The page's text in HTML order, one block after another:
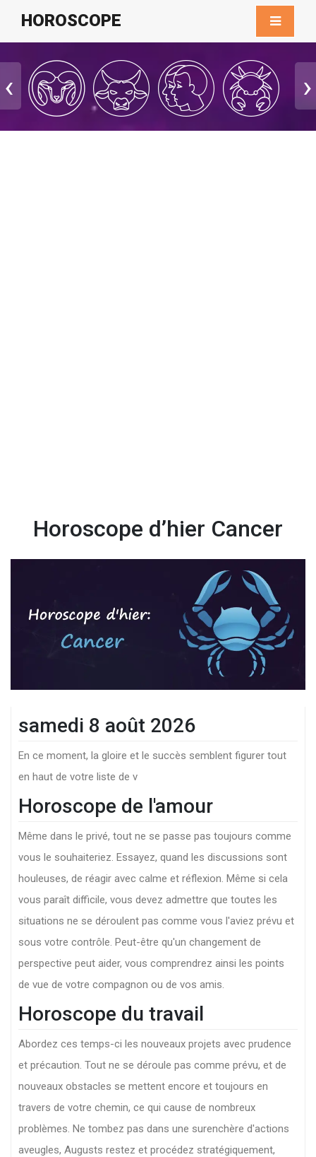
HOROSCOPE
‹ ›
Horoscope d’hier Cancer
samedi 8 août 2026
En ce moment, la gloire et le succès semblent figurer tout
en haut de votre liste de v
Horoscope de l'amour
Même dans le privé, tout ne se passe pas toujours comme
vous le souhaiteriez. Essayez, quand les discussions sont
houleuses, de réagir avec calme et réflexion. Même si cela
vous paraît difficile, vous devez admettre que toutes les
situations ne se déroulent pas comme vous l'aviez prévu et
sous votre contrôle. Peut-être qu'un changement de
perspective peut aider, vous comprendrez ainsi les points
de vue de votre compagnon ou de vos amis.
Horoscope du travail
Abordez ces temps-ci les nouveaux projets avec prudence
et précaution. Tout ne se déroule pas comme prévu, et de
nouveaux obstacles se mettent encore et toujours en
travers de votre chemin, ce qui cause de nombreux
problèmes. Ne tombez pas dans une surenchère d'actions
aveugles, Augusts restez et procédez stratégiquement,